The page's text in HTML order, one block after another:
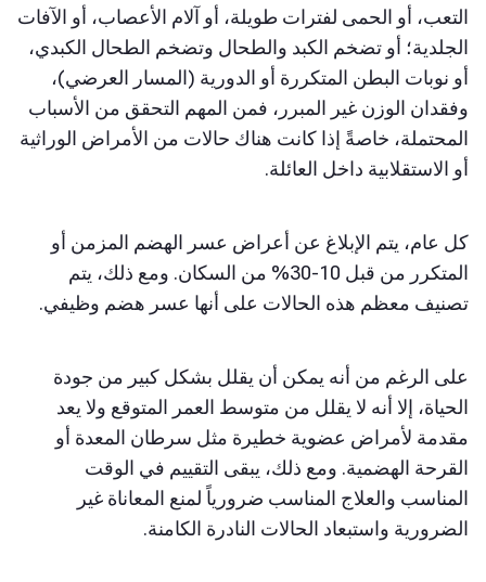
التعب، أو الحمى لفترات طويلة، أو آلام الأعصاب، أو الآفات
الجلدية؛ أو تضخم الكبد والطحال وتضخم الطحال الكبدي،
أو نوبات البطن المتكررة أو الدورية (المسار العرضي)،
وفقدان الوزن غير المبرر، فمن المهم التحقق من الأسباب
المحتملة، خاصةً إذا كانت هناك حالات من الأمراض الوراثية
أو الاستقلابية داخل العائلة.
كل عام، يتم الإبلاغ عن أعراض عسر الهضم المزمن أو
المتكرر من قبل 10-30% من السكان. ومع ذلك، يتم
تصنيف معظم هذه الحالات على أنها عسر هضم وظيفي.
على الرغم من أنه يمكن أن يقلل بشكل كبير من جودة
الحياة، إلا أنه لا يقلل من متوسط العمر المتوقع ولا يعد
مقدمة لأمراض عضوية خطيرة مثل سرطان المعدة أو
القرحة الهضمية. ومع ذلك، يبقى التقييم في الوقت
المناسب والعلاج المناسب ضرورياً لمنع المعاناة غير
الضرورية واستبعاد الحالات النادرة الكامنة.